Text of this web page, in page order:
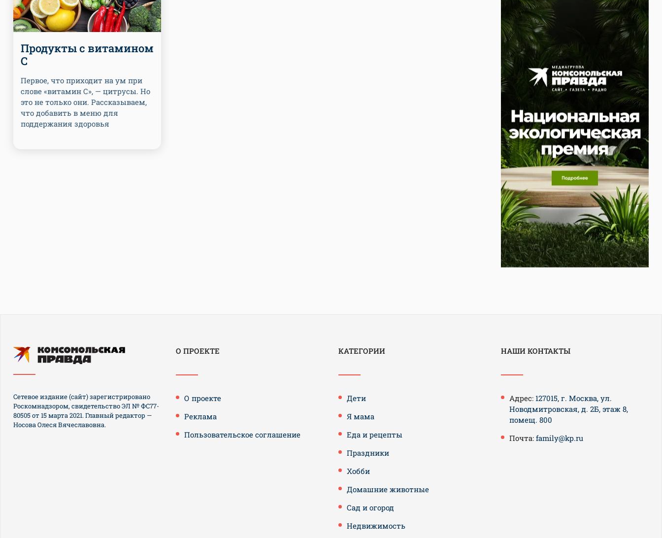
Продукты с витамином
С
Первое, что приходит на ум при
слове «витамин С», — цитрусы. Но
это не только они. Рассказываем,
что добавить в меню для
поддержания здоровья
О ПРОЕКТЕ
О проекте
Реклама
Пользовательское соглашение
КАТЕГОРИИ
Дети
Я мама
Еда и рецепты
Праздники
Хобби
Домашние животные
Сад и огород
Недвижимость
НАШИ КОНТАКТЫ
Адрес: 127015, г. Москва, ул.
Новодмитровская, д. 2Б, этаж 8,
помещ. 800
Почта: family@kp.ru
Сетевое издание (сайт) зарегистрировано
Роскомнадзором, свидетельство ЭЛ № ФС77-
80505 от 15 марта 2021. Главный редактор —
Носова Олеся Вячеславовна.